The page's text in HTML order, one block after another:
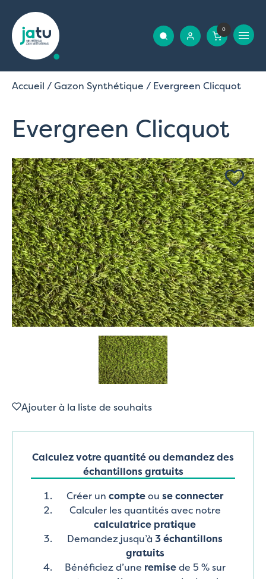
0
Accueil /Gazon Synthétique / Evergreen Clicquot
Evergreen Clicquot
Ajouter à la liste de souhaits
Calculez votre quantité ou demandez des
échantillons gratuits
Créer un compteou se connecter
Calculer les quantités avec notre
calculatrice pratique
Demandez jusqu’à 3 échantillons
gratuits
Bénéficiez d’une remisede 5 % sur